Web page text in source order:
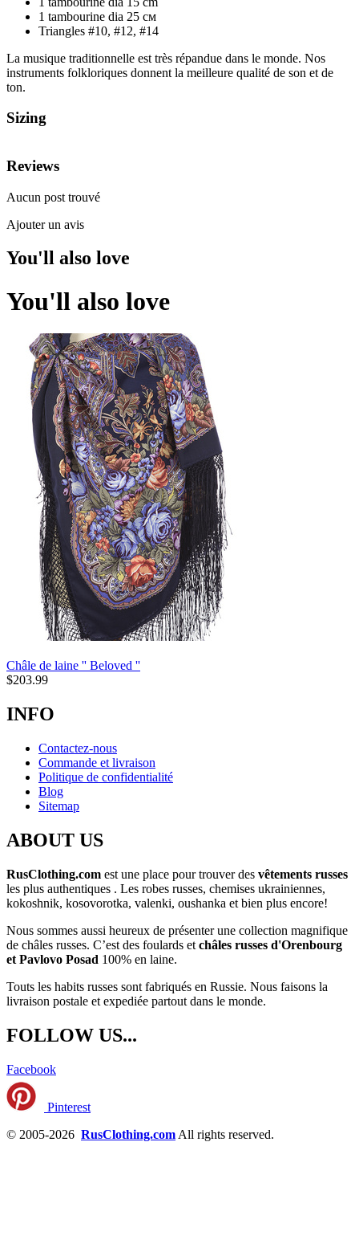
1 tambourine dia 25 см
Triangles #10, #12, #14
La musique traditionnelle est très répandue dans le monde. Nos
instruments folkloriques donnent la meilleure qualité de son et de
ton.
Sizing
Reviews
Aucun post trouvé
Ajouter un avis
You'll also love
You'll also love
Châle de laine '' Beloved ''
$203.99
INFO
Contactez-nous
Commande et livraison
Politique de confidentialité
Blog
Sitemap
ABOUT US
RusClothing.com est une place pour trouver des vêtements russes
les plus authentiques . Les robes russes, chemises ukrainiennes,
kokoshnik, kosovorotka, valenki, oushanka et bien plus encore!
Nous sommes aussi heureux de présenter une collection magnifique
de châles russes. C’est des foulards et châles russes d'Orenbourg
et Pavlovo Posad 100% en laine.
Touts les habits russes sont fabriqués en Russie. Nous faisons la
livraison postale et expediée partout dans le monde.
FOLLOW US...
Facebook
Pinterest
© 2005-2026 RusClothing.com All rights reserved.